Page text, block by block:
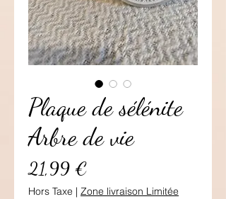
Plaque de sélénite
Arbre de vie
21,99 €
Hors Taxe | Zone livraison Limitée